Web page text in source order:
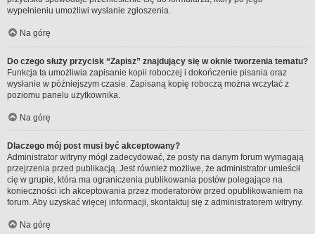
wypełnieniu umożliwi wysłanie zgłoszenia.
Na górę
Do czego służy przycisk “Zapisz” znajdujący się w oknie tworzenia tematu?
Funkcja ta umożliwia zapisanie kopii roboczej i dokończenie pisania oraz
wysłanie w późniejszym czasie. Zapisaną kopię roboczą można wczytać z
poziomu panelu użytkownika.
Na górę
Dlaczego mój post musi być akceptowany?
Administrator witryny mógł zadecydować, że posty na danym forum wymagają
przejrzenia przed publikacją. Jest również możliwe, że administrator umieścił
cię w grupie, która ma ograniczenia publikowania postów polegające na
konieczności ich akceptowania przez moderatorów przed opublikowaniem na
forum. Aby uzyskać więcej informacji, skontaktuj się z administratorem witryny.
Na górę